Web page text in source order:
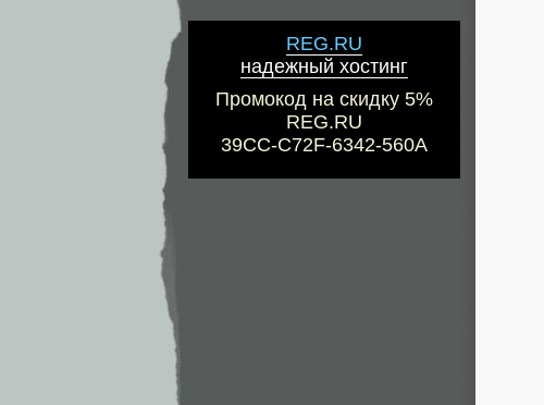
REG.RU
надежный хостинг
Промокод на скидку 5%
REG.RU
39CC-C72F-6342-560A